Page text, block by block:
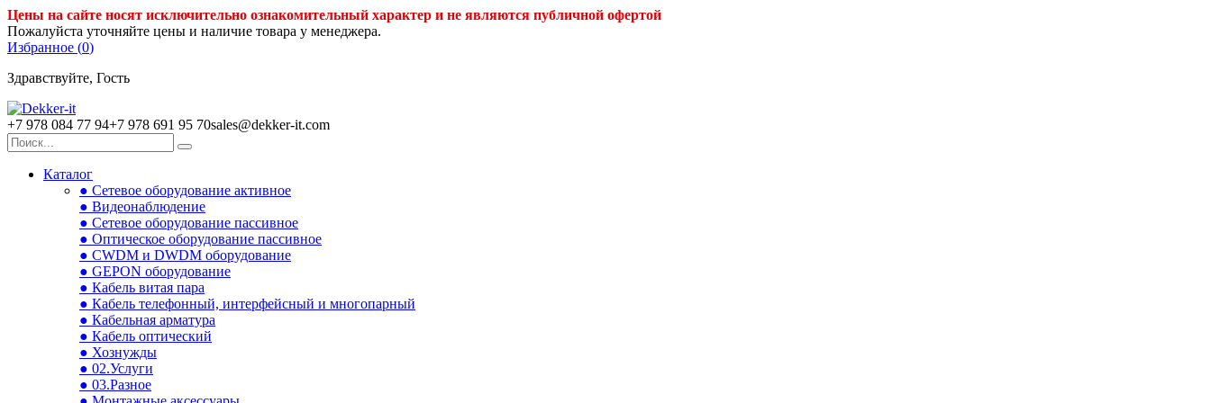
Цены на сайте носят исключительно ознакомительный характер и не являются публичной офертой
Пожалуйста уточняйте цены и наличие товара у менеджера.
Избранное (0)
Здравствуйте, Гость
+7 978 084 77 94+7 978 691 95 70sales@dekker-it.com
Каталог
● Сетевое оборудование активное
● Видеонаблюдение
● Сетевое оборудование пассивное
● Оптическое оборудование пассивное
● CWDM и DWDM оборудование
● GEPON оборудование
● Кабель витая пара
● Кабель телефонный, интерфейсный и многопарный
● Кабельная арматура
● Кабель оптический
● Хознужды
● 02.Услуги
● 03.Разное